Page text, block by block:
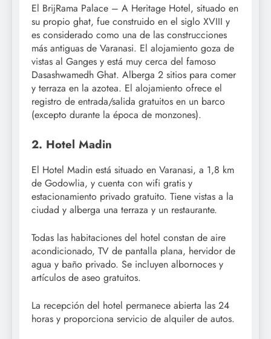
El BrijRama Palace – A Heritage Hotel, situado en
su propio ghat, fue construido en el siglo XVIII y
es considerado como una de las construcciones
más antiguas de Varanasi. El alojamiento goza de
vistas al Ganges y está muy cerca del famoso
Dasashwamedh Ghat. Alberga 2 sitios para comer
y terraza en la azotea. El alojamiento ofrece el
registro de entrada/salida gratuitos en un barco
(excepto durante la época de monzones).
2. Hotel Madin
El Hotel Madin está situado en Varanasi, a 1,8 km
de Godowlia, y cuenta con wifi gratis y
estacionamiento privado gratuito. Tiene vistas a la
ciudad y alberga una terraza y un restaurante.
Todas las habitaciones del hotel constan de aire
acondicionado, TV de pantalla plana, hervidor de
agua y baño privado. Se incluyen albornoces y
artículos de aseo gratuitos.
La recepción del hotel permanece abierta las 24
horas y proporciona servicio de alquiler de autos.